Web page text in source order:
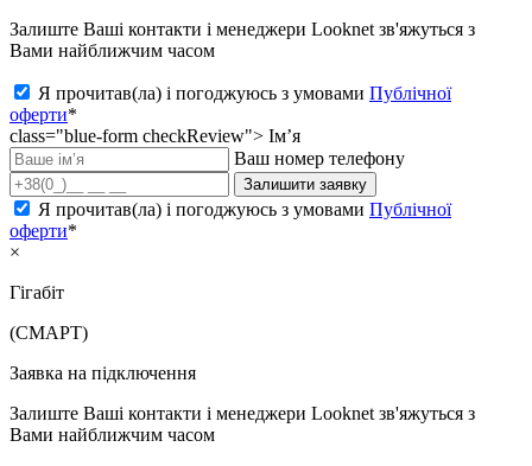
Залиште Ваші контакти і менеджери Looknet зв'яжуться з
Вами найближчим часом
Я прочитав(ла) і погоджуюсь з умовами Публічної
оферти*
class="blue-form checkReview"> Ім’я
Ваш номер телефону
Залишити заявку
Я прочитав(ла) і погоджуюсь з умовами Публічної
оферти*
×
Гігабіт
(СМАРТ)
Заявка на підключення
Залиште Ваші контакти і менеджери Looknet зв'яжуться з
Вами найближчим часом